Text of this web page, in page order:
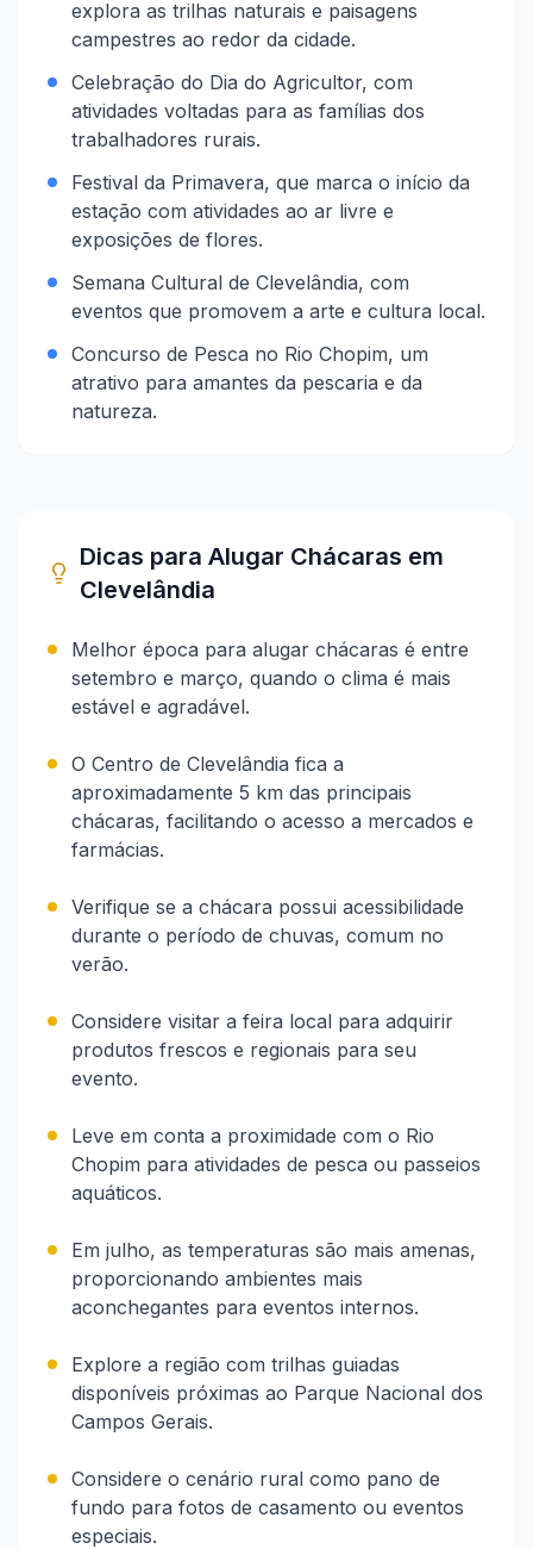
explora as trilhas naturais e paisagens
campestres ao redor da cidade.
Celebração do Dia do Agricultor, com
atividades voltadas para as famílias dos
trabalhadores rurais.
Festival da Primavera, que marca o início da
estação com atividades ao ar livre e
exposições de flores.
Semana Cultural de Clevelândia, com
eventos que promovem a arte e cultura local.
Concurso de Pesca no Rio Chopim, um
atrativo para amantes da pescaria e da
natureza.
Dicas para Alugar Chácaras em
Clevelândia
Melhor época para alugar chácaras é entre
setembro e março, quando o clima é mais
estável e agradável.
O Centro de Clevelândia fica a
aproximadamente 5 km das principais
chácaras, facilitando o acesso a mercados e
farmácias.
Verifique se a chácara possui acessibilidade
durante o período de chuvas, comum no
verão.
Considere visitar a feira local para adquirir
produtos frescos e regionais para seu
evento.
Leve em conta a proximidade com o Rio
Chopim para atividades de pesca ou passeios
aquáticos.
Em julho, as temperaturas são mais amenas,
proporcionando ambientes mais
aconchegantes para eventos internos.
Explore a região com trilhas guiadas
disponíveis próximas ao Parque Nacional dos
Campos Gerais.
Considere o cenário rural como pano de
fundo para fotos de casamento ou eventos
especiais.